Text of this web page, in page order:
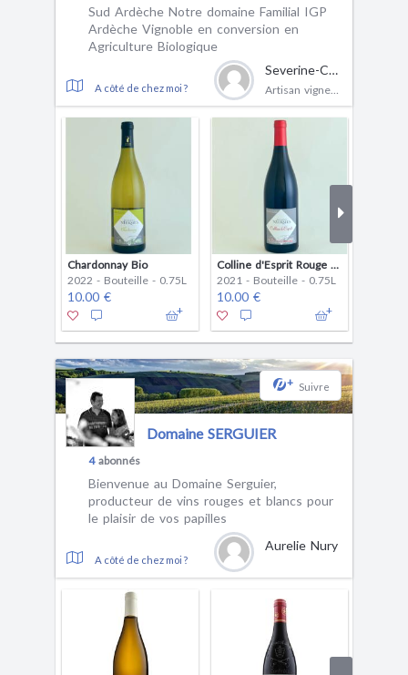
Sud Ardèche Notre domaine Familial IGP
Ardèche Vignoble en conversion en
Agriculture Biologique
A côté de chez moi ?
Severine-Comte & Patrice-Dumarcher
Chardonnay Bio
2022 - Bouteille - 0.75L
10.00 €
Colline d'Esprit Rouge Bio
2021 - Bouteille - 0.75L
10.00 €
+ Suivre
Domaine SERGUIER
4abonnés
Bienvenue au Domaine Serguier,
producteur de vins rouges et blancs pour
le plaisir de vos papilles
A côté de chez moi ?
Aurelie Nury